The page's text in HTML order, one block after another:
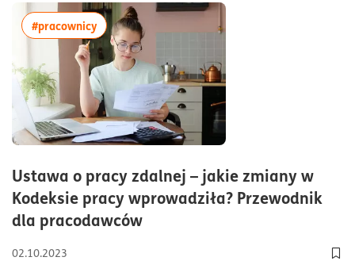
Ustawa o pracy zdalnej – jakie zmiany w
Kodeksie pracy wprowadziła? Przewodnik
dla pracodawcówczas czytania9minuty
02.10.2023
#pracownicywięcej artykułów z tagiem:#pracownicy